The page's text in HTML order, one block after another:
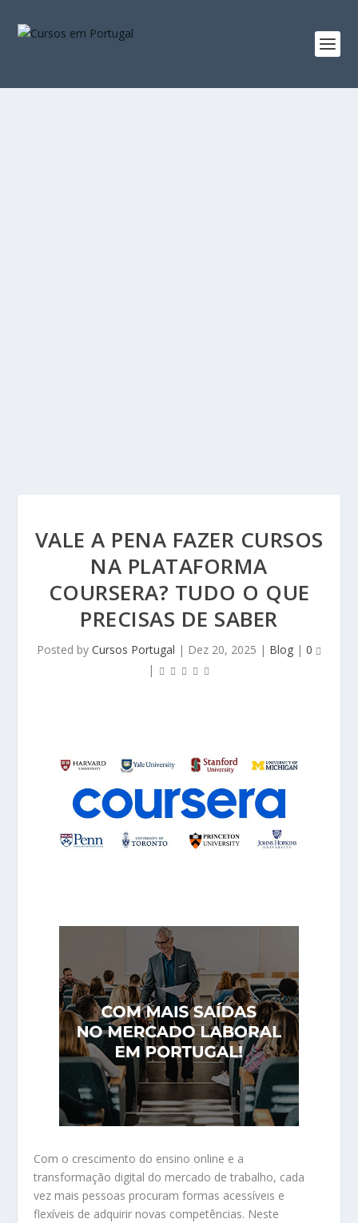
VALE A PENA FAZER CURSOS
NA PLATAFORMA
COURSERA? TUDO O QUE
PRECISAS DE SABER
Posted by Cursos Portugal | Dez 20, 2025 | Blog | 0
|
Com o crescimento do ensino online e a
transformação digital do mercado de trabalho, cada
vez mais pessoas procuram formas acessíveis e
flexíveis de adquirir novas competências. Neste